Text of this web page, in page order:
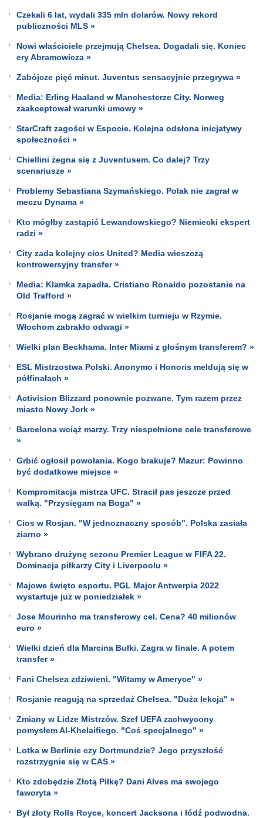
Czekali 6 lat, wydali 335 mln dolarów. Nowy rekord
publiczności MLS »
Nowi właściciele przejmują Chelsea. Dogadali się. Koniec
ery Abramowicza »
Zabójcze pięć minut. Juventus sensacyjnie przegrywa »
Media: Erling Haaland w Manchesterze City. Norweg
zaakceptował warunki umowy »
StarCraft zagości w Espocie. Kolejna odsłona inicjatywy
społeczności »
Chiellini żegna się z Juventusem. Co dalej? Trzy
scenariusze »
Problemy Sebastiana Szymańskiego. Polak nie zagrał w
meczu Dynama »
Kto mógłby zastąpić Lewandowskiego? Niemiecki ekspert
radzi »
City zada kolejny cios United? Media wieszczą
kontrowersyjny transfer »
Media: Klamka zapadła. Cristiano Ronaldo pozostanie na
Old Trafford »
Rosjanie mogą zagrać w wielkim turnieju w Rzymie.
Włochom zabrakło odwagi »
Wielki plan Beckhama. Inter Miami z głośnym transferem? »
ESL Mistrzostwa Polski. Anonymo i Honoris meldują się w
półfinałach »
Activision Blizzard ponownie pozwane. Tym razem przez
miasto Nowy Jork »
Barcelona wciąż marzy. Trzy niespełnione cele transferowe
»
Grbić ogłosił powołania. Kogo brakuje? Mazur: Powinno
być dodatkowe miejsce »
Kompromitacja mistrza UFC. Stracił pas jeszcze przed
walką. "Przysięgam na Boga" »
Cios w Rosjan. "W jednoznaczny sposób". Polska zasiała
ziarno »
Wybrano drużynę sezonu Premier League w FIFA 22.
Dominacja piłkarzy City i Liverpoolu »
Majowe święto esportu. PGL Major Antwerpia 2022
wystartuje już w poniedziałek »
Jose Mourinho ma transferowy cel. Cena? 40 milionów
euro »
Wielki dzień dla Marcina Bułki. Zagra w finale. A potem
transfer »
Fani Chelsea zdziwieni. "Witamy w Ameryce" »
Rosjanie reagują na sprzedaż Chelsea. "Duża lekcja" »
Zmiany w Lidze Mistrzów. Szef UEFA zachwycony
pomysłem Al-Khelaifiego. "Coś specjalnego" »
Lotka w Berlinie czy Dortmundzie? Jego przyszłość
rozstrzygnie się w CAS »
Kto zdobędzie Złotą Piłkę? Dani Alves ma swojego
faworyta »
Był złoty Rolls Royce, koncert Jacksona i łódź podwodna.